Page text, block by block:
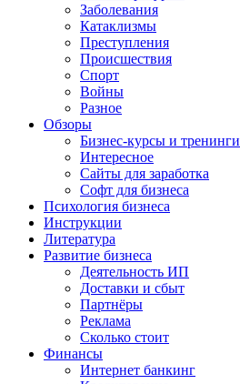
Заболевания
Катаклизмы
Преступления
Происшествия
Спорт
Войны
Разное
Обзоры
Бизнес-курсы и тренинги
Интересное
Сайты для заработка
Софт для бизнеса
Психология бизнеса
Инструкции
Литература
Развитие бизнеса
Деятельность ИП
Доставки и сбыт
Партнёры
Реклама
Сколько стоит
Финансы
Интернет банкинг